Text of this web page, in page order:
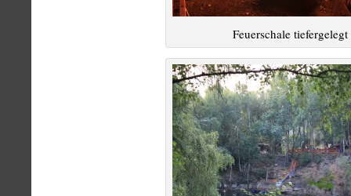
Feuerschale tiefergelegt